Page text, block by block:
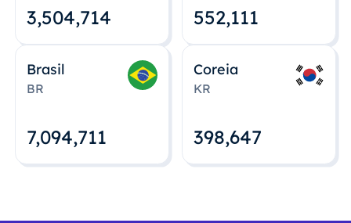
3,504,715 552,112
Brasil
BR
7,094,712
Coreia
KR
398,648